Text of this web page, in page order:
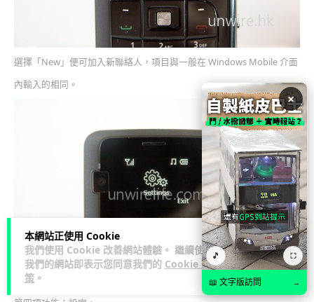
本網站正使用 Cookie
我們使用 Cookie 改善網站體驗。 繼續使用
我們的網站即表示您同意我們的 Cookie 政
策 。
選擇「New」便可加入新聯絡人，項目與一般在 Windows Mobile 介面
內輸入的相同。
×
🎵 ⛶
📖 文字版訪問 →